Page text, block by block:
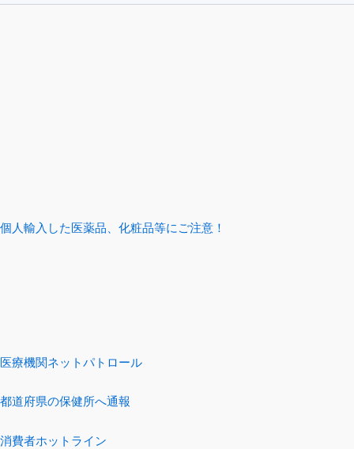
個人輸入した医薬品、化粧品等にご注意！
医療機関ネットパトロール
都道府県の保健所へ通報
消費者ホットライン